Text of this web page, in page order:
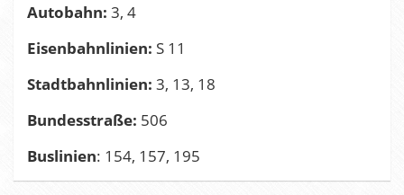
Autobahn: 3, 4
Eisenbahnlinien: S 11
Stadtbahnlinien: 3, 13, 18
Bundesstraße: 506
Buslinien: 154, 157, 195